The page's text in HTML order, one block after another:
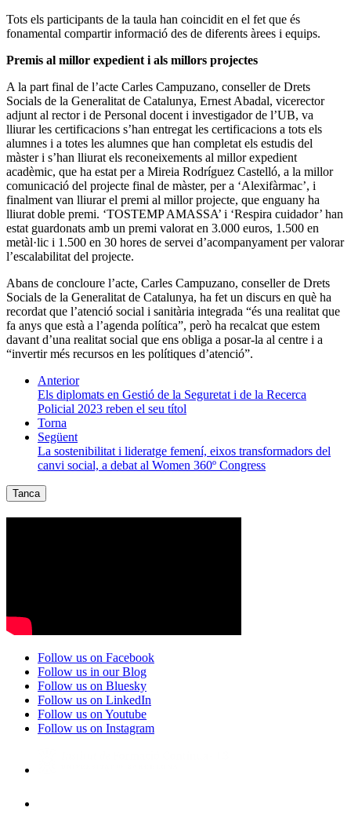
Tots els participants de la taula han coincidit en el fet que és
fonamental compartir informació des de diferents àrees i equips.
Premis al millor expedient i als millors projectes
A la part final de l’acte Carles Campuzano, conseller de Drets
Socials de la Generalitat de Catalunya, Ernest Abadal, vicerector
adjunt al rector i de Personal docent i investigador de l’UB, va
lliurar les certificacions s’han entregat les certificacions a tots els
alumnes i a totes les alumnes que han completat els estudis del
màster i s’han lliurat els reconeixements al millor expedient
acadèmic, que ha estat per a Mireia Rodríguez Castelló, a la millor
comunicació del projecte final de màster, per a ‘Alexifàrmac’, i
finalment van lliurar el premi al millor projecte, que enguany ha
lliurat doble premi. ‘TOSTEMP AMASSA’ i ‘Respira cuidador’ han
estat guardonats amb un premi valorat en 3.000 euros, 1.500 en
metàl·lic i 1.500 en 30 hores de servei d’acompanyament per valorar
l’escalabilitat del projecte.
Abans de concloure l’acte, Carles Campuzano, conseller de Drets
Socials de la Generalitat de Catalunya, ha fet un discurs en què ha
recordat que l’atenció social i sanitària integrada “és una realitat que
fa anys que està a l’agenda política”, però ha recalcat que estem
davant d’una realitat social que ens obliga a posar-la al centre i a
“invertir més recursos en les polítiques d’atenció”.
Anterior
Els diplomats en Gestió de la Seguretat i de la Recerca
Policial 2023 reben el seu títol
Torna
Següent
La sostenibilitat i lideratge femení, eixos transformadors del
canvi social, a debat al Women 360º Congress
Tanca
Follow us on Facebook
Follow us in our Blog
Follow us on Bluesky
Follow us on LinkedIn
Follow us on Youtube
Follow us on Instagram